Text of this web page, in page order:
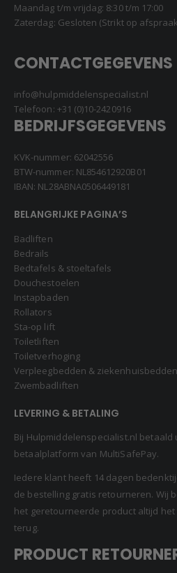
Maandag t/m vrijdag: 8:30 t/m 17:00
Zaterdag: Gesloten (Strikt op
CONTACTGEGEVENS
info@hulpmiddelenspecialist.nl
Telefoon: +31 (0)10-2420916
BEDRIJFSGEGEVENS
KVK-nummer: 62042556
BTW-nummer: NL854612920B01
IBAN: NL28ABNA0506449181
BELANGRIJKE PAGINA’S
Badliften
Bedrails
Bedtafels & stoeltafels
Douchestoelen
Instapbaden
Rollators
Sta-op lift
Toiletliften
Toiletverhoging
Verpleegbedden & ziekenhuisbedden
Zwembadliften
LEVERING & BETALING
Bij Hulpmiddelenspecialist.nl betaald
betaalplatform van MultiSafePay.
Iedere klant heeft 14 dagen
de bestelling gratis retourneren. Wij
het geretourneerde product altijd
terug.
PRODUCT